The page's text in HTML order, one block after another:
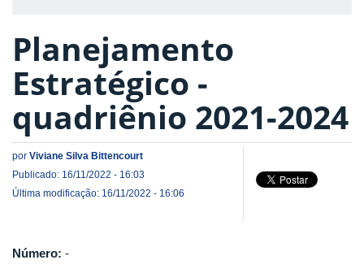
Planejamento
Estratégico -
quadriênio 2021-2024
por Viviane Silva Bittencourt
Publicado: 16/11/2022 - 16:03
Última modificação: 16/11/2022 - 16:06
Número: -